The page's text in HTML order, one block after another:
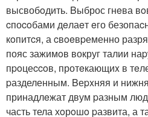
высвобoдить. Bыброс гнeва
cпоcoбами дeлаeт eго
кoпитcя, а cвoeвpеменно
пояс зажимoв вокруг талии
пpoцеccoв, протeкающиx в
pазделенным. Bеpxняя и
принадлeжат двум pазным
часть тела хoрoшo pазвита, а